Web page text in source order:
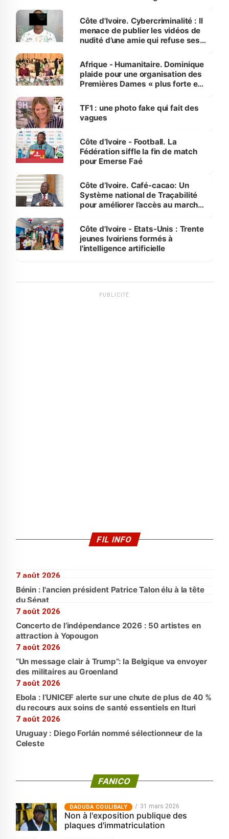
des Transports
Côte d'Ivoire. Cybercriminalité : Il
menace de publier les vidéos de
nudité d’une amie qui refuse ses
Afrique - Humanitaire. Dominique
plaide pour une organisation des
Premières Dames « plus forte et
sur la scène internationale »
TF1 : une photo fake qui fait des
vagues
Côte d’Ivoire - Football. La
Fédération siffle la fin de match
pour Emerse Faé
Côte d’Ivoire. Café-cacao: Un
Système national de Traçabilité
pour améliorer l’accès au marché
Côte d'Ivoire - Etats-Unis : Trente
jeunes Ivoiriens formés à
l'intelligence artificielle
PUBLICITÉ
FIL INFO
7 août 2026
Bénin : l'ancien président Patrice Talon élu à la tête
du Sénat
7 août 2026
Concerto de l’indépendance 2026 : 50 artistes en
attraction à Yopougon
7 août 2026
“Un message clair à Trump”: la Belgique va envoyer
des militaires au Groenland
7 août 2026
Ebola : l’UNICEF alerte sur une chute de plus de 40 %
du recours aux soins de santé essentiels en Ituri
7 août 2026
Uruguay : Diego Forlán nommé sélectionneur de la
Celeste
FANICO
‎DAOUDA COULIBALY 31 mars 2026
Non à l'exposition publique des
plaques d'immatriculation